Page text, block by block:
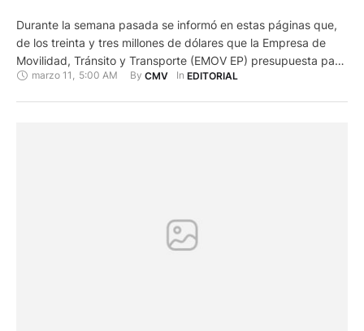
Durante la semana pasada se informó en estas páginas que,
de los treinta y tres millones de dólares que la Empresa de
Movilidad, Tránsito y Transporte (EMOV EP) presupuesta para
el 2020, la mitad correspondería a rentas, multas e
marzo 11 , 5:00 AM By CMV In EDITORIAL